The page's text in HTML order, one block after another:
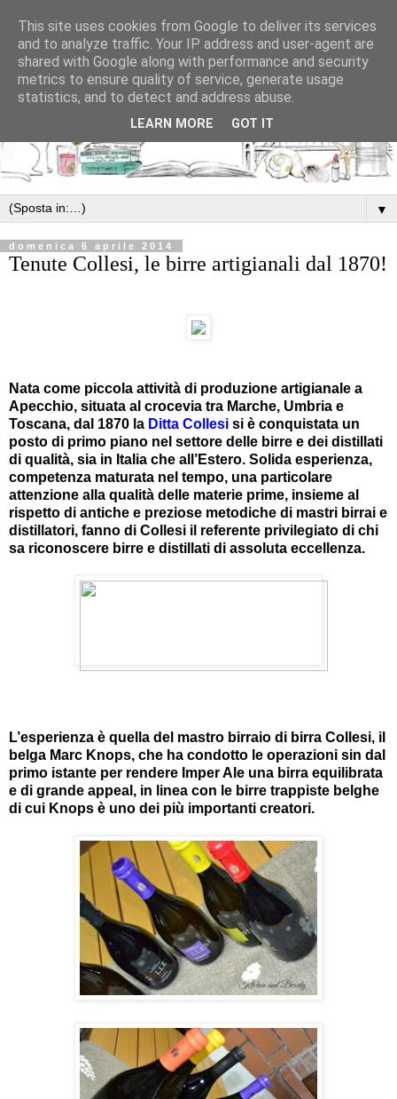
▼
domenica 6 aprile 2014
Tenute Collesi, le birre artigianali dal 1870!
Nata come piccola attività di produzione artigianale a
Apecchio, situata al crocevia tra Marche, Umbria e
Toscana, dal 1870 la Ditta Collesi si è conquistata un
posto di primo piano nel settore delle birre e dei distillati
di qualità, sia in Italia che all’Estero. Solida esperienza,
competenza maturata nel tempo, una particolare
attenzione alla qualità delle materie prime, insieme al
rispetto di antiche e preziose metodiche di mastri birrai e
distillatori, fanno di Collesi il referente privilegiato di chi
sa riconoscere birre e distillati di assoluta eccellenza.
L’esperienza è quella del mastro birraio di birra Collesi, il
belga Marc Knops, che ha condotto le operazioni sin dal
primo istante per rendere Imper Ale una birra equilibrata
e di grande appeal, in linea con le birre trappiste belghe
di cui Knops è uno dei più importanti creatori.
This site uses cookies from Google to deliver its services
and to analyze traffic. Your IP address and user-agent are
shared with Google along with performance and security
metrics to ensure quality of service, generate usage
statistics, and to detect and address abuse.
LEARN MORE GOT IT